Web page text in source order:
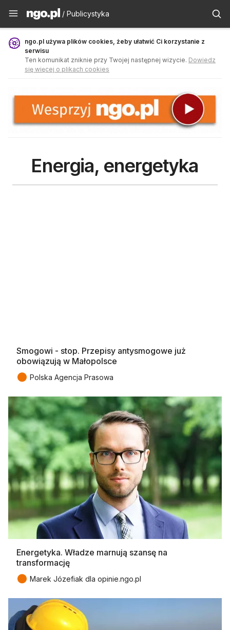
Publicystyka - ngo.pl
/ Publicystyka
ngo.pl używa plików cookies, żeby ułatwić Ci korzystanie z
serwisu
Ten komunikat zniknie przy Twojej następnej wizycie. Dowiedz
się więcej o plikach cookies
Energia, energetyka
Smogowi - stop. Przepisy antysmogowe już
obowiązują w Małopolsce
● Polska Agencja Prasowa
Energetyka. Władze marnują szansę na
transformację
● Marek Józefiak dla opinie.ngo.pl